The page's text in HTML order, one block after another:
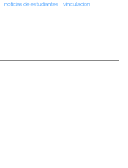
noticias de estudiantes
vinculacion